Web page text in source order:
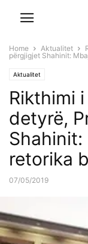
Home Aktualitet
përgjigjet Shahinit:
Aktualitet
Rikthimi
detyrë,
Shahinit:
retorika
07/05/2019